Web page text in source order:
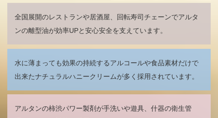
全国展開のレストランや居酒屋、回転寿司チェーンでアルタ
ンの離型油が効率UPと安心安全を支えています。
水に薄まっても効果の持続するアルコールや食品素材だけで
出来たナチュラルハニークリームが多く採用されています。
アルタンの柿渋パワー製剤が手洗いや遊具、什器の衛生管